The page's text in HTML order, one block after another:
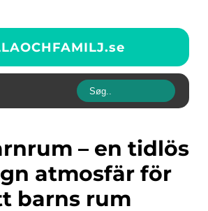
se
atmosfär för
barns rum